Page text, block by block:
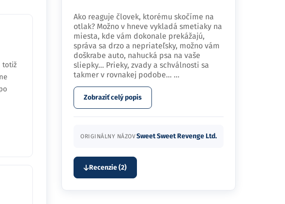
totiž
Ako reaguje človek, ktorému skočíme na
otlak? Možno v hneve vykladá smetiaky na
miesta, kde vám dokonale prekážajú,
správa sa drzo a nepriateľsky, možno vám
doškrabe auto, nahucká psa na vaše
sliepky... Prieky, zvady a schválnosti sa
takmer v rovnakej podobe… ...
Zobraziť celý popis
ORIGINÁLNY NÁZOVSweet Sweet Revenge Ltd.
Recenzie (2)